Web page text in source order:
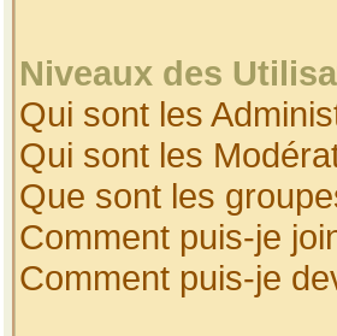
Niveaux des
Qui sont les
Qui sont les
Que sont les
Comment puis-je
Comment puis-je